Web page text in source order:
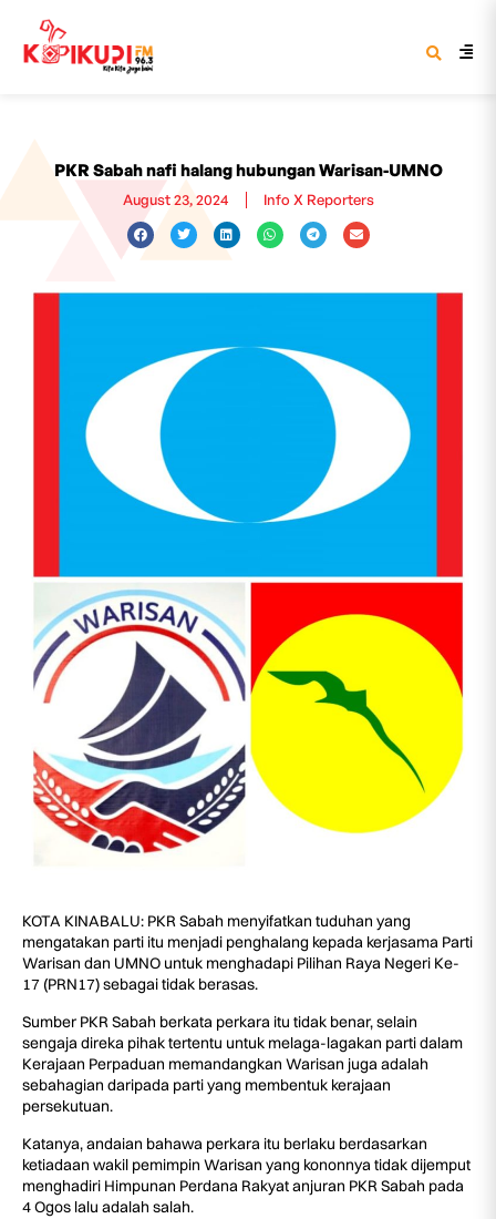
PKR Sabah nafi halang hubungan Warisan-UMNO
August 23, 2024 Info X Reporters
KOTA KINABALU: PKR Sabah menyifatkan tuduhan yang
mengatakan parti itu menjadi penghalang kepada kerjasama Parti
Warisan dan UMNO untuk menghadapi Pilihan Raya Negeri Ke-
17 (PRN17) sebagai tidak berasas.
Sumber PKR Sabah berkata perkara itu tidak benar, selain
sengaja direka pihak tertentu untuk melaga-lagakan parti dalam
Kerajaan Perpaduan memandangkan Warisan juga adalah
sebahagian daripada parti yang membentuk kerajaan
persekutuan.
Katanya, andaian bahawa perkara itu berlaku berdasarkan
ketiadaan wakil pemimpin Warisan yang kononnya tidak dijemput
menghadiri Himpunan Perdana Rakyat anjuran PKR Sabah pada
4 Ogos lalu adalah salah.